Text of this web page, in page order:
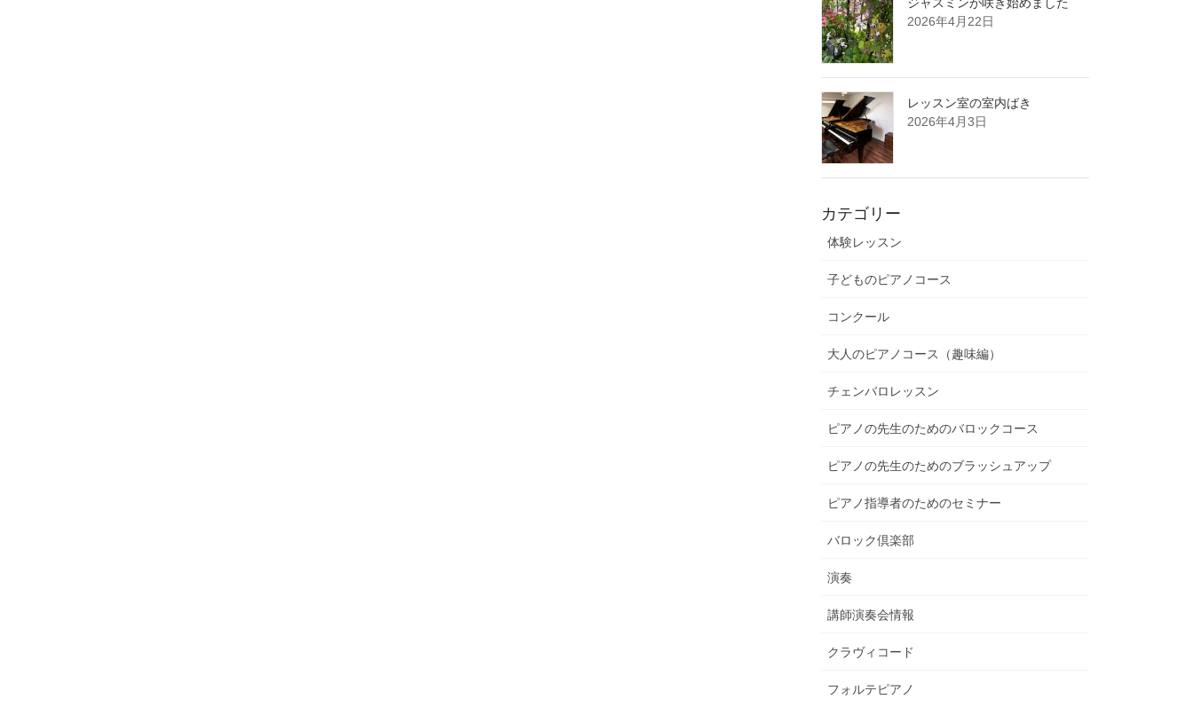
2026年4月22日
レッスン室の室内ばき
2026年4月3日
カテゴリー
体験レッスン
子どものピアノコース
コンクール
大人のピアノコース（趣味編）
チェンバロレッスン
ピアノの先生のためのバロックコース
ピアノの先生のためのブラッシュアップ
ピアノ指導者のためのセミナー
バロック倶楽部
演奏
講師演奏会情報
クラヴィコード
フォルテピアノ